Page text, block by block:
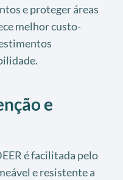
e proteger áreas
melhor custo-
e
é facilitada pelo
e resistente a